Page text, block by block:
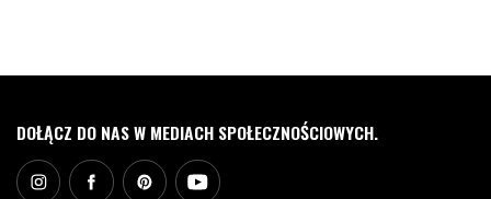
DOŁĄCZ DO NAS W MEDIACH SPOŁECZNOŚCIOWYCH.